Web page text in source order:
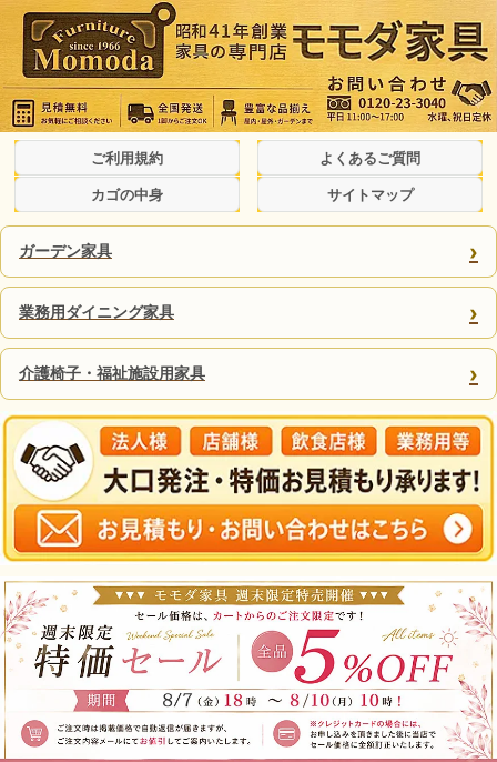
ご利用規約 よくあるご質問
カゴの中身 サイトマップ
ガーデン家具 ›
業務用ダイニング家具 ›
介護椅子・福祉施設用家具 ›